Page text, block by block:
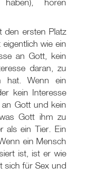
hören
den ersten Platz
wie ein
an Gott, kein
daran, zu
hat. Wenn ein
kein Interesse
Gott und kein
Gott ihm zu
als ein Tier. Ein
ein Mensch
ist, ist er wie
sich für Sex und